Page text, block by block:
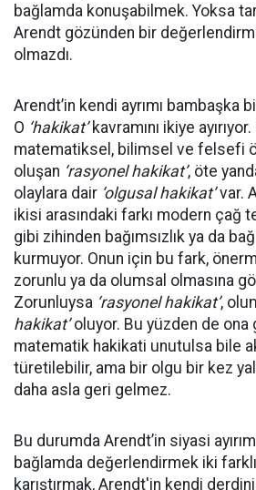
bağlamda konuşabilmek. Yoksa
Arendt gözünden bir
olmazdı.
Arendt’in kendi ayrımı bambaşka
O ‘hakikat’kavramını ikiye
matematiksel, bilimsel ve felsefi
oluşan ‘rasyonel hakikat’, öte
olaylara dair ‘olgusal hakikat’var.
ikisi arasındaki farkı modern çağ
gibi zihinden bağımsızlık ya da
kurmuyor. Onun için bu fark,
zorunlu ya da olumsal olmasına
Zorunluysa ‘rasyonel hakikat’,
hakikat’oluyor. Bu yüzden de ona
matematik hakikati unutulsa bile
türetilebilir, ama bir olgu bir kez
daha asla geri gelmez.
Bu durumda Arendt’in siyasi
bağlamda değerlendirmek iki
karıştırmak, Arendt'in kendi